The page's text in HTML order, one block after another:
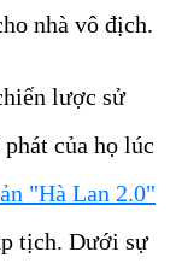
nhà vô địch.
lược sử
của họ lúc
"Hà Lan 2.0"
tịch. Dưới sự